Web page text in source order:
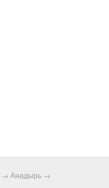
→ Анадырь →